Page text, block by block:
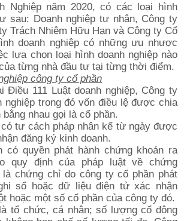
Nghiệp năm 2020, có các loại hình
sau: Doanh nghiệp tư nhân, Công ty
Trách Nhiệm Hữu Hạn và Công ty Cổ
doanh nghiệp có những ưu nhược
lựa chọn loại hình doanh nghiệp nào
từng nhà đầu tư tại từng thời điểm.
công ty cổ phần
Điều 111 Luật doanh nghiệp, Công ty
nghiệp trong đó vốn điều lệ được chia
nhau gọi là cổ phần.
tư cách pháp nhân kể từ ngày được
đăng ký kinh doanh.
có quyền phát hành chứng khoán ra
quy định của pháp luật về chứng
là chứng chỉ do công ty cổ phần phát
sổ hoặc dữ liệu điện tử xác nhận
hoặc một số cổ phần của công ty đó.
tổ chức, cá nhân; số lượng cổ đông